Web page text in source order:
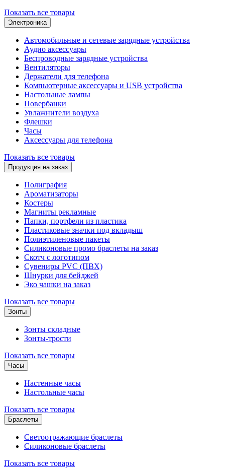
Показать все товары
Электроника
Автомобильные и сетевые зарядные устройства
Аудио аксессуары
Беспроводные зарядные устройства
Вентиляторы
Держатели для телефона
Компьютерные аксессуары и USB устройства
Настольные лампы
Повербанки
Увлажнители воздуха
Флешки
Часы
Аксессуары для телефона
Показать все товары
Продукция на заказ
Полиграфия
Ароматизаторы
Костеры
Магниты рекламные
Папки, портфели из пластика
Пластиковые значки под вкладыш
Полиэтиленовые пакеты
Силиконовые промо браслеты на заказ
Скотч с логотипом
Сувениры PVC (ПВХ)
Шнурки для бейджей
Эко чашки на заказ
Показать все товары
Зонты
Зонты складные
Зонты-трости
Показать все товары
Часы
Настенные часы
Настольные часы
Показать все товары
Браслеты
Светоотражающие браслеты
Силиконовые браслеты
Показать все товары